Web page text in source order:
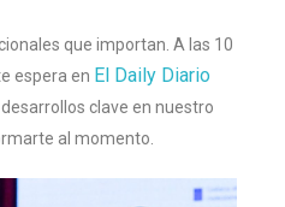
que importan. A las 10
espera en El Daily Diario
clave en nuestro
al momento.